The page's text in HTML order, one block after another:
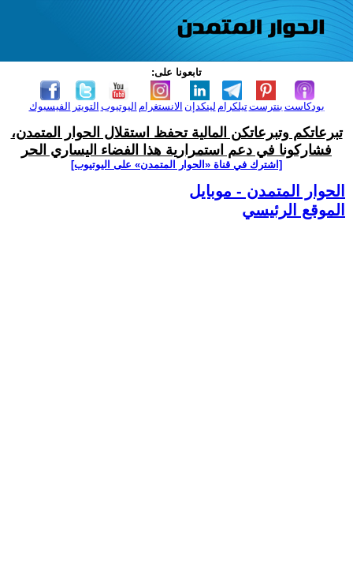
تابعونا على:
الفيسبوك التويتر اليوتيوب الانستغرام لينكدإن تيلكرامبنترست بودكاست
تبرعاتكم وتبرعاتكن المالية تحفظ استقلال الحوار المتمدن،
فشاركونا في دعم استمرارية هذا الفضاء اليساري الحر
[اشترك في قناة ‫«الحوار المتمدن» على اليوتيوب]
الحوار المتمدن - موبايل
الموقع الرئيسي